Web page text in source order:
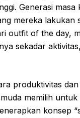
Generasi
mereka
outfit of the day,
sekadar
produktivitas
memilih
konsep